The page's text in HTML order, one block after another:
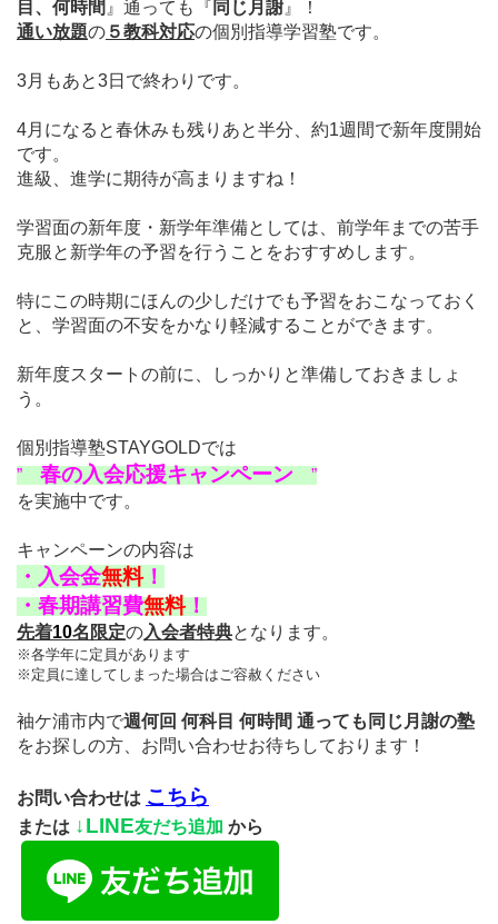
目、何時間 』通っても 『 同じ月謝 』！
通い放題の ５教科対応の個別指導学習塾です。
3月もあと3日で終わりです。
4月になると春休みも残りあと半分、約1週間で新年度開始
です。
進級、進学に期待が高まりますね！
学習面の新年度・新学年準備としては、前学年までの苦手
克服と新学年の予習を行うことをおすすめします。
特にこの時期にほんの少しだけでも予習をおこなっておく
と、学習面の不安をかなり軽減することができます。
新年度スタートの前に、しっかりと準備しておきましょ
う。
個別指導塾STAYGOLDでは
”
春の入会応援キャンペーン
”
を実施中です。
キャンペーンの内容は
・ 入会金無料！
・ 春期講習費無料！
先着10名限定の入会者特典となります。
※各学年に定員があります
※定員に達してしまった場合はご容赦ください
袖ケ浦市内で週何回 何科目 何時間 通っても同じ月謝の塾
をお探しの方、 お問い合わせお待ちしております！
お問い合わせは こちら
または ↓LINE友だち追加 から